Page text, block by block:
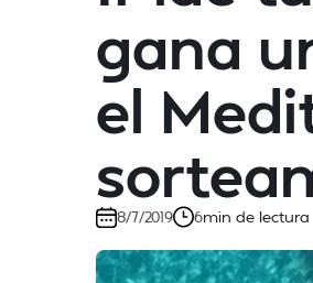
gana
el
8/7/2019 6min de lectura